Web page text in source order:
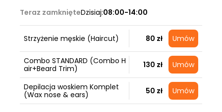
Teraz zamknięteDzisiaj:08:00-14:00
Strzyżenie męskie (Haircut) 80 zł Umów
Combo STANDARD (Combo H
air+Beard Trim)
130 zł Umów
Depilacja woskiem Komplet
(Wax nose & ears)
50 zł Umów